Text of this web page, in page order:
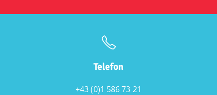
Telefon
+43 (0)1 586 73 21